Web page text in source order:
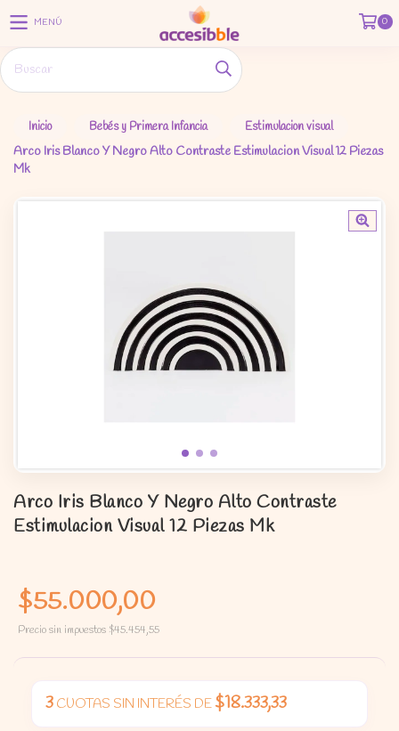
MENÚ 0
Inicio Bebés y Primera Infancia Estimulacion visual
Arco Iris Blanco Y Negro Alto Contraste Estimulacion Visual 12 Piezas
Mk
Arco Iris Blanco Y Negro Alto Contraste
Estimulacion Visual 12 Piezas Mk
$55.000,00
Precio sin impuestos $45.454,55
3 CUOTAS SIN INTERÉS DE$18.333,33